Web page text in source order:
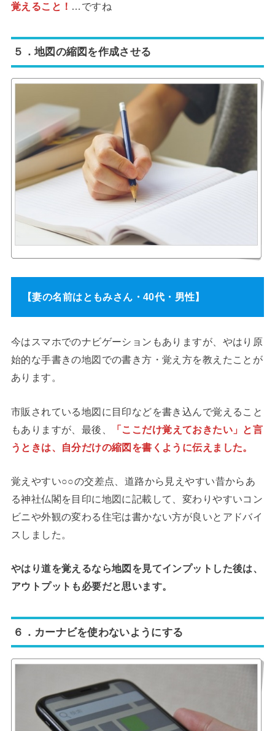
覚えること！ …ですね
５．地図の縮図を作成させる
【妻の名前はともみさん・40代・男性】
今はスマホでのナビゲーションもありますが、やはり原
始的な手書きの地図での書き方・覚え方を教えたことが
あります。
市販されている地図に目印などを書き込んで覚えること
もありますが、最後、
「ここだけ覚えておきたい」と言
うときは、自分だけの縮図を書くように伝えました。
覚えやすい○○の交差点、道路から見えやすい昔からあ
る神社仏閣を目印に地図に記載して、変わりやすいコン
ビニや外観の変わる住宅は書かない方が良いとアドバイ
スしました。
やはり道を覚えるなら地図を見てインプットした後は、
アウトプットも必要だと思います。
６．カーナビを使わないようにする